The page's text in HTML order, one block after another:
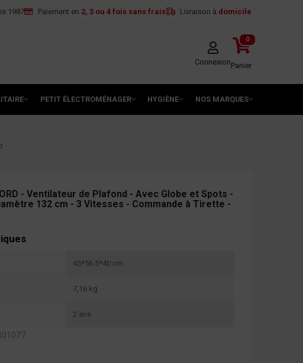
1987 Paiement en 2, 3 ou 4 fois sans frais Livraison à domicile
Connexion
0
Panier
PETIT ÉLECTROMÉNAGER HYGIÈNE NOS MARQUES
- Ventilateur de Plafond - Avec Globe et Spots -
132 cm - 3 Vitesses - Commande à Tirette -
45*56.5*40 cm
7,16 kg
2 ans